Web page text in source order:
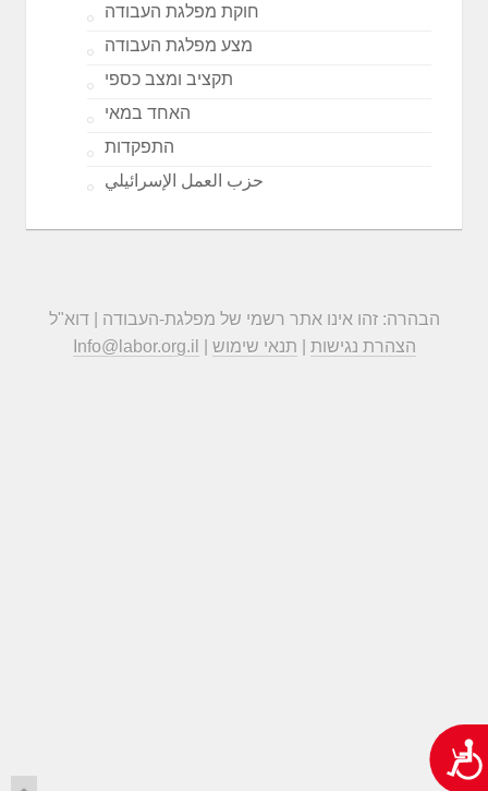
נגישות
חוקת מפלגת העבודה
מצע מפלגת העבודה
תקציב ומצב כספי
האחד במאי
התפקדות
حزب العمل الإسرائيلي
הבהרה: זהו אינו אתר רשמי של מפלגת-העבודה | דוא"ל
Info@labor.org.il
הצהרת נגישות תנאי שימוש